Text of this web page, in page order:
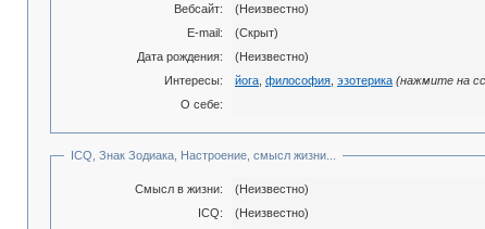
Вебсайт:
(Неизвестно)
E-mail:
(Скрыт)
Дата рождения:
(Неизвестно)
Интересы:
йога философия эзотерика (нажмите на
О себе:
ICQ, Знак Зодиака, Настроение, смысл жизни...
Смысл в жизни:
(Неизвестно)
ICQ:
(Неизвестно)